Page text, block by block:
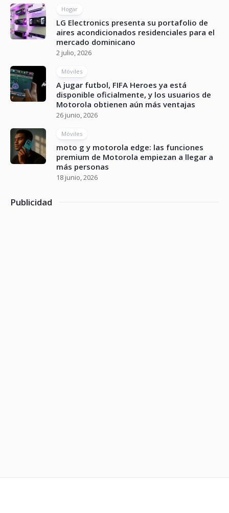
Hogar
LG Electronics presenta su portafolio de
aires acondicionados residenciales para el
mercado dominicano
2 julio, 2026
Móviles
A jugar futbol, FIFA Heroes ya está
disponible oficialmente, y los usuarios de
Motorola obtienen aún más ventajas
26 junio, 2026
Móviles
moto g y motorola edge: las funciones
premium de Motorola empiezan a llegar a
más personas
18 junio, 2026
Publicidad